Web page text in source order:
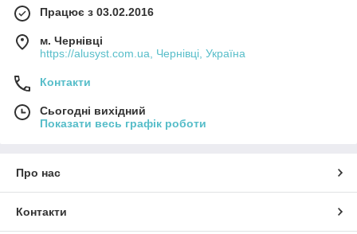
Працює з 03.02.2016
м. Чернівці
https://alusyst.com.ua, Чернівці, Україна
Контакти
Сьогодні вихідний
Показати весь графік роботи
Про нас
Контакти